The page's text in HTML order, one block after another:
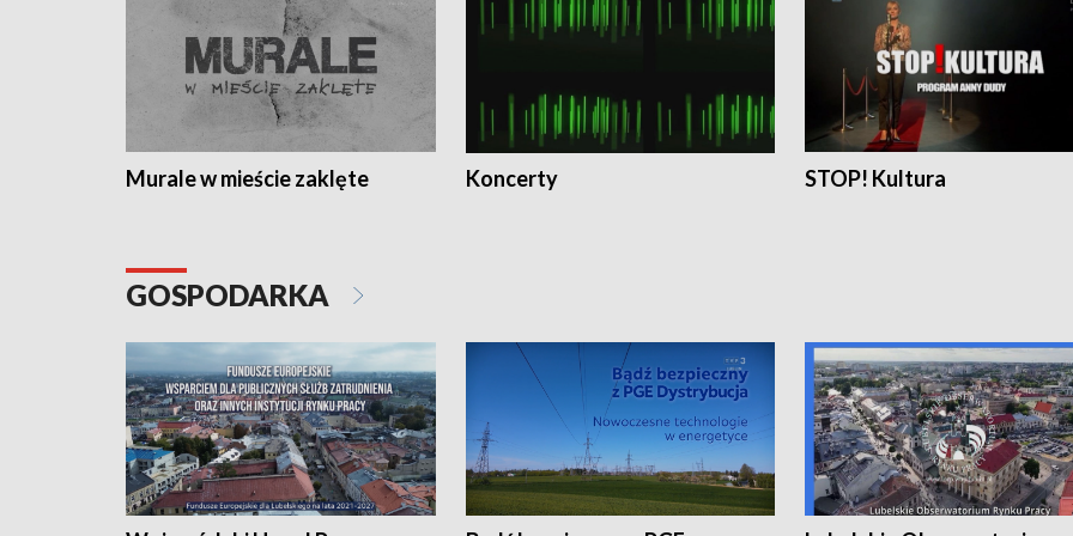
Murale w mieście zaklęte Koncerty STOP! Kultura
GOSPODARKA